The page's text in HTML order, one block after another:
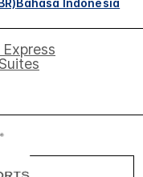
Bahasa Indonesia